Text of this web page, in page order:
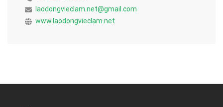
laodongvieclam.net@gmail.com
www.laodongvieclam.net